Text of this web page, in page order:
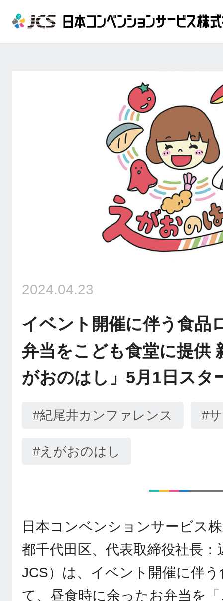
2024.04.23
イベント開催に伴う食品
弁当をこども食堂に提供
がおのはし」5月1日スタ
#紀尾井カンファレンス #
#えがおのはし
日本コンベンションサービス
都千代田区、代表取締役社長：
JCS）は、イベント開催に伴
て、昼食時に余ったお弁当を